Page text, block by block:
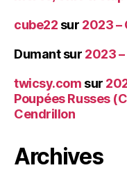
cube22 sur 2023 –
Dumantsur 2023 –
twicsy.com sur
Poupées Russes
Cendrillon
Archives